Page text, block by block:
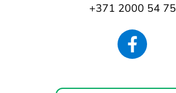
+371 2000 54 75